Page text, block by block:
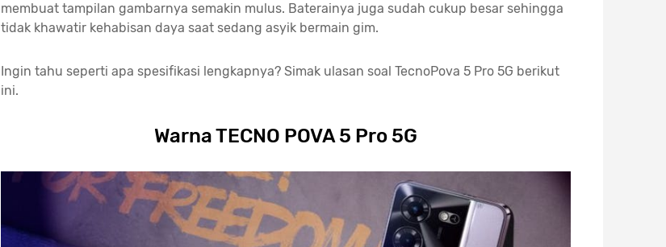
membuat tampilan gambarnya semakin mulus. Baterainya juga sudah cukup besar sehingga
tidak khawatir kehabisan daya saat sedang asyik bermain gim.
Ingin tahu seperti apa spesifikasi lengkapnya? Simak ulasan soal TecnoPova 5 Pro 5G berikut
ini.
Warna TECNO POVA 5 Pro 5G